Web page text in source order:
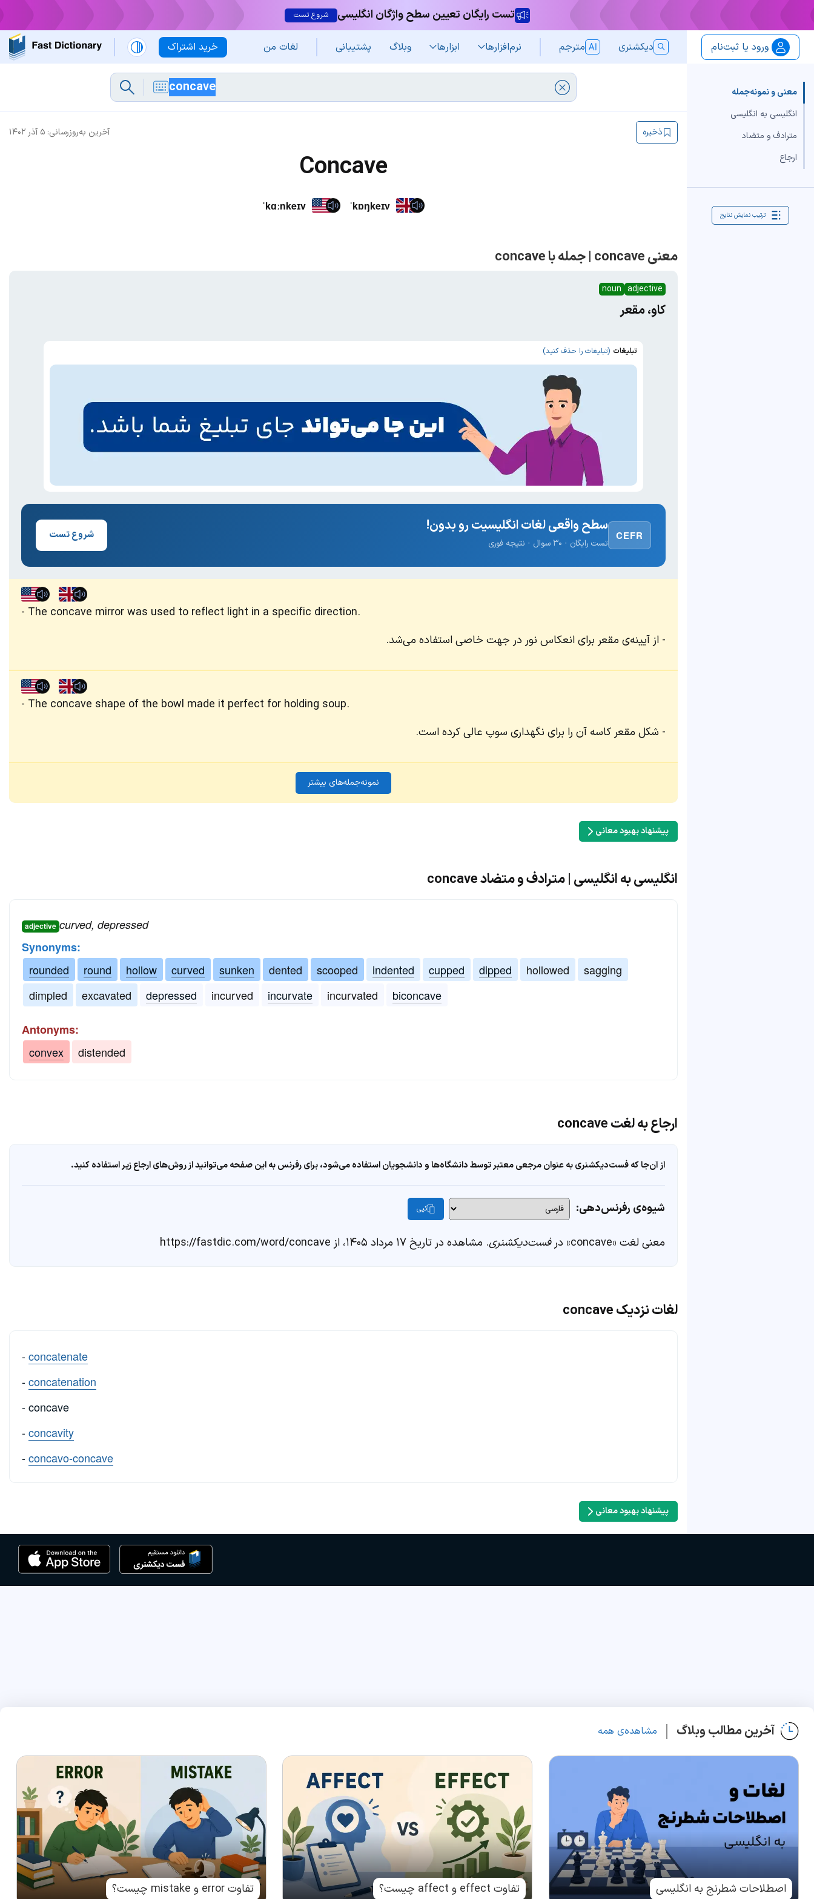
تست رایگان تعیین سطح واژگان انگلیسی شروع تست
خرید اشتراک ورود یا ثبت‌نام دیکشنری مترجم نرم‌افزار‌ها ابزارها وبلاگ پشتیبانی لغات من
معنی و نمونه‌جمله
انگلیسی به انگلیسی
مترادف و متضاد
ارجاع
ترتیب نمایش نتایج
آخرین به‌روزرسانی: ۵ آذر ۱۴۰۲ ذخیره
Concave
ˈkɑːnkeɪv ˈkɒŋkeɪv
معنی concave | جمله با concave
adjective
noun
کاو، مقعر
تبلیغات (تبلیغات را حذف کنید)
CEFR
سطح واقعی لغات انگلیسیت رو بدون!
تست رایگان · ۳۰ سوال · نتیجه فوری
شروع تست
The concave mirror was used to reflect light in a specific direction.
از آیینه‌ی مقعر برای انعکاس نور در جهت خاصی استفاده می‌شد.
The concave shape of the bowl made it perfect for holding soup.
شکل مقعر کاسه آن را برای نگهداری سوپ عالی کرده است.
نمونه‌جمله‌های بیشتر
پیشنهاد بهبود معانی
انگلیسی به انگلیسی | مترادف و متضاد concave
adjective curved, depressed
Synonyms:
rounded
round hollow curved sunken dented scooped indented cupped dipped hollowed
sagging
dimpled
excavated depressed incurved incurvate incurvated biconcave
Antonyms:
convex
distended
ارجاع به لغت concave
از آن‌جا که فست‌دیکشنری به عنوان مرجعی معتبر توسط دانشگاه‌ها و دانشجویان استفاده می‌شود، برای رفرنس به این صفحه می‌توانید از روش‌های ارجاع زیر استفاده کنید.
شیوه‌ی رفرنس‌دهی: کپی
معنی لغت «concave» در فست‌دیکشنری. مشاهده در تاریخ ۱۷ مرداد ۱۴۰۵، از https://fastdic.com/word/concave
لغات نزدیک concave
-concatenate
-concatenation
- concave
-concavity
-concavo-concave
پیشنهاد بهبود معانی
آخرین مطالب وبلاگ مشاهده‌ی همه
اصطلاحات شطرنج به انگلیسی تفاوت effect و affect چیست؟ تفاوت error و mistake چیست؟